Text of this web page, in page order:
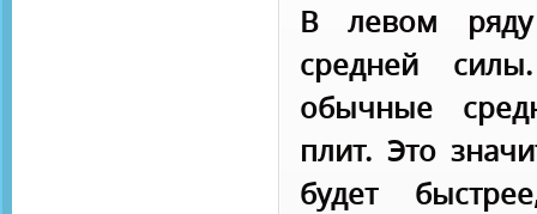
В левом
средней
обычные
плит. Это
будет